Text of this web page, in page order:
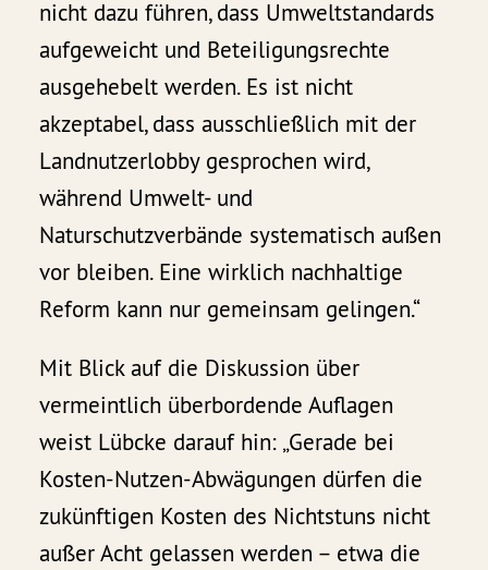
nicht dazu führen, dass Umweltstandards
aufgeweicht und Beteiligungsrechte
ausgehebelt werden. Es ist nicht
akzeptabel, dass ausschließlich mit der
Landnutzerlobby gesprochen wird,
während Umwelt- und
Naturschutzverbände systematisch außen
vor bleiben. Eine wirklich nachhaltige
Reform kann nur gemeinsam gelingen.“
Mit Blick auf die Diskussion über
vermeintlich überbordende Auflagen
weist Lübcke darauf hin: „Gerade bei
Kosten-Nutzen-Abwägungen dürfen die
zukünftigen Kosten des Nichtstuns nicht
außer Acht gelassen werden – etwa die